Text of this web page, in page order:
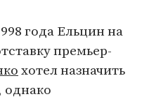
года Ельцин на
премьер-
хотел назначить